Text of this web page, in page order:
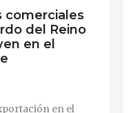
comerciales
del Reino
en el
en el